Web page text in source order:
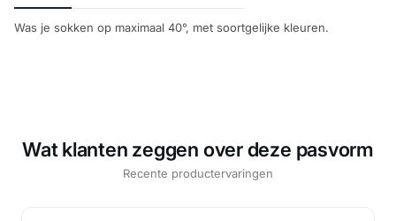
Was je sokken op maximaal 40°, met soortgelijke kleuren.
Wat klanten zeggen over deze pasvorm
Recente productervaringen